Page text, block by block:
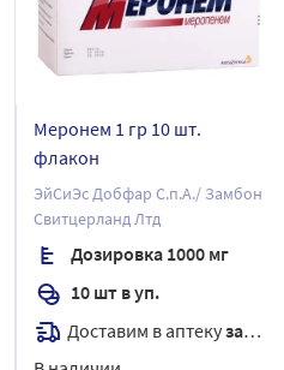
Меронем 1 гр 10 шт.
флакон
ЭйСиЭс Добфар С.п.А./ Замбон
Свитцерланд Лтд
Дозировка 1000 мг
10 шт в уп.
Доставим в аптекузавтра